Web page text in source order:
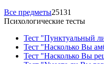
Все предметы25131
Психологические тесты
Тест "Пунктуальный
Тест "Насколько Вы
Тест "Насколько Вы